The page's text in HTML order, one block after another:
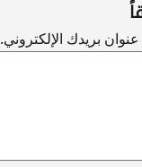
بريدك الإلكتروني.